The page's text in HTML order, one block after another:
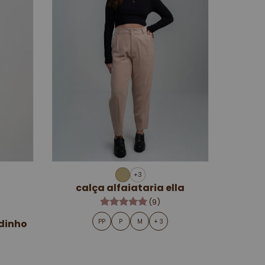
+3
calça alfaiataria ella
(9)
PP P M + 3